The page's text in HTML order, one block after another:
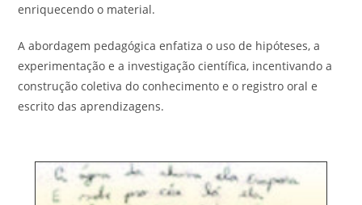
enriquecendo o material.
A abordagem pedagógica enfatiza o uso de hipóteses, a
experimentação e a investigação científica, incentivando a
construção coletiva do conhecimento e o registro oral e
escrito das aprendizagens.